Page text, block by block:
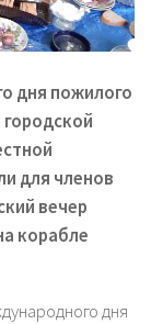
дня пожилого
для членов
вечер
корабле
дня